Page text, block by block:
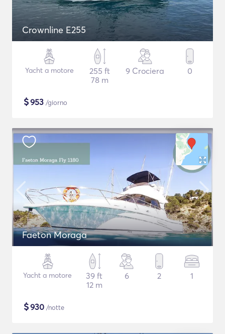
Crownline E255
Yacht a motore
255 ft
78 m
9 Crociera 0
$953 /giorno
Faeton Moraga
Yacht a motore
39 ft
12 m
6 2 1
$930 /notte